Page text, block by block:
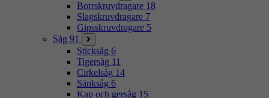
Borrskruvdragare 18
Slagskruvdragare 7
Gipsskruvdragare 5
Såg 91
Sticksåg 6
Tigersåg 11
Cirkelsåg 14
Sänksåg 6
Kap och gersåg 15